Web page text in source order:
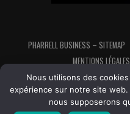
PHARRELL BUSINESS – SITEMAP
MENTIONS LÉGALES
Copyright © Pharrell Business -
Nous utilisons des
expérience sur notre site
nous supposerons